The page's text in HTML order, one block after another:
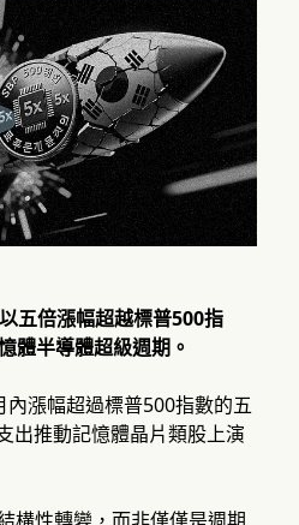
五倍漲幅超越標普500指
體半導體超級週期。
漲幅超過標普500指數的五
出推動記憶體晶片類股上演